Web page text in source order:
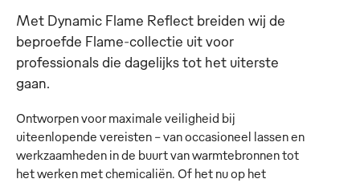
Met Dynamic Flame Reflect breiden wij de
beproefde Flame-collectie uit voor
professionals die dagelijks tot het uiterste
gaan.
Ontworpen voor maximale veiligheid bij
uiteenlopende vereisten – van occasioneel lassen en
werkzaamheden in de buurt van warmtebronnen tot
het werken met chemicaliën. Of het nu op het